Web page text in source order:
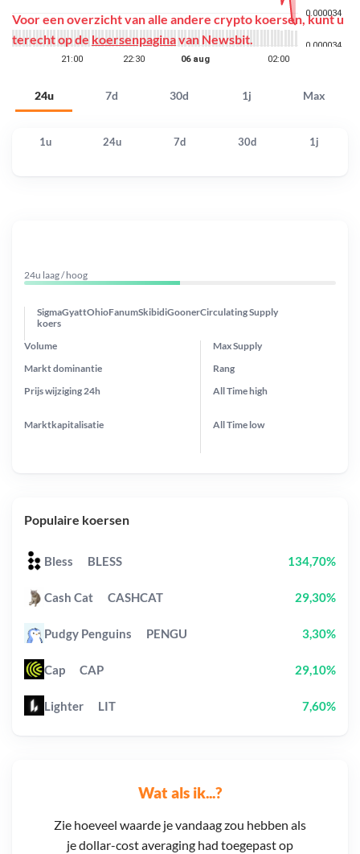
24u 7d 30d 1j Max
Voor een overzicht van alle andere crypto koersen, kunt u
terecht op de koersenpaginavan Newsbit.
1u 24u 7d 30d 1j
Wat als ik...?
Zie hoeveel waarde je vandaag zou hebben als
je dollar-cost averaging had toegepast op
24u laag / hoog
SigmaGyattOhioFanumSkibidiGooner
koers
Circulating Supply
Prijs wijziging24h
Max Supply
Markt dominantie
Marktkapitalisatie
Volume
Rang
All Timehigh
All Time low
Populaire koersen
Bless BLESS 134,70%
Cash Cat CASHCAT 29,30%
Pudgy Penguins PENGU 3,30%
Cap CAP 29,10%
Lighter LIT 7,60%